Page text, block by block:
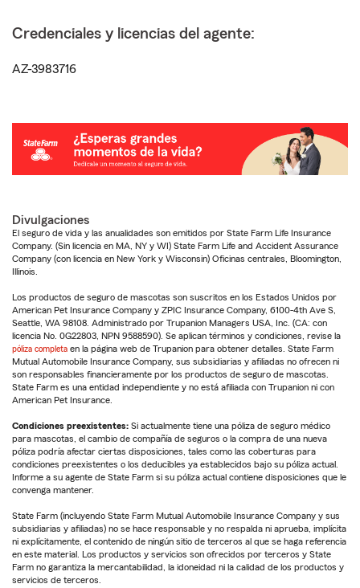
Credenciales y licencias del agente:
AZ-3983716
Divulgaciones
El seguro de vida y las anualidades son emitidos por State Farm Life Insurance
Company. (Sin licencia en MA, NY y WI) State Farm Life and Accident Assurance
Company (con licencia en New York y Wisconsin) Oficinas centrales, Bloomington,
Illinois.
Los productos de seguro de mascotas son suscritos en los Estados Unidos por
American Pet Insurance Company y ZPIC Insurance Company, 6100-4th Ave S,
Seattle, WA 98108. Administrado por Trupanion Managers USA, Inc. (CA: con
licencia No. 0G22803, NPN 9588590). Se aplican términos y condiciones, revise la
póliza completa en la página web de Trupanion para obtener detalles. State Farm
Mutual Automobile Insurance Company, sus subsidiarias y afiliadas no ofrecen ni
son responsables financieramente por los productos de seguro de mascotas.
State Farm es una entidad independiente y no está afiliada con Trupanion ni con
American Pet Insurance.
Condiciones preexistentes: Si actualmente tiene una póliza de seguro médico
para mascotas, el cambio de compañía de seguros o la compra de una nueva
póliza podría afectar ciertas disposiciones, tales como las coberturas para
condiciones preexistentes o los deducibles ya establecidos bajo su póliza actual.
Informe a su agente de State Farm si su póliza actual contiene disposiciones que le
convenga mantener.
State Farm (incluyendo State Farm Mutual Automobile Insurance Company y sus
subsidiarias y afiliadas) no se hace responsable y no respalda ni aprueba, implícita
ni explícitamente, el contenido de ningún sitio de terceros al que se haga referencia
en este material. Los productos y servicios son ofrecidos por terceros y State
Farm no garantiza la mercantabilidad, la idoneidad ni la calidad de los productos y
servicios de terceros.